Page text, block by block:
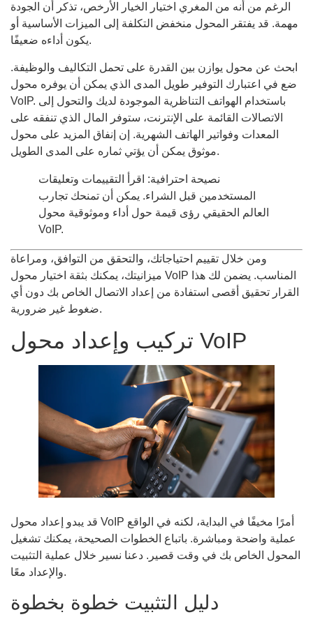
الرغم من أنه من المغري اختيار الخيار الأرخص، تذكر أن الجودة
مهمة. قد يفتقر المحول منخفض التكلفة إلى الميزات الأساسية أو
يكون أداءه ضعيفًا.
ابحث عن محول يوازن بين القدرة على تحمل التكاليف والوظيفة.
ضع في اعتبارك التوفير طويل المدى الذي يمكن أن يوفره محول
VoIP. باستخدام الهواتف التناظرية الموجودة لديك والتحول إلى
الاتصالات القائمة على الإنترنت، ستوفر المال الذي تنفقه على
المعدات وفواتير الهاتف الشهرية. إن إنفاق المزيد على محول
موثوق يمكن أن يؤتي ثماره على المدى الطويل.
نصيحة احترافية: اقرأ التقييمات وتعليقات
المستخدمين قبل الشراء. يمكن أن تمنحك تجارب
العالم الحقيقي رؤى قيمة حول أداء وموثوقية محول
VoIP.
ومن خلال تقييم احتياجاتك، والتحقق من التوافق، ومراعاة
ميزانيتك، يمكنك بثقة اختيار محول VoIP المناسب. يضمن لك هذا
القرار تحقيق أقصى استفادة من إعداد الاتصال الخاص بك دون أي
ضغوط غير ضرورية.
تركيب وإعداد محول VoIP
قد يبدو إعداد محول VoIP أمرًا مخيفًا في البداية، لكنه في الواقع
عملية واضحة ومباشرة. باتباع الخطوات الصحيحة، يمكنك تشغيل
المحول الخاص بك في وقت قصير. دعنا نسير خلال عملية التثبيت
والإعداد معًا.
دليل التثبيت خطوة بخطوة